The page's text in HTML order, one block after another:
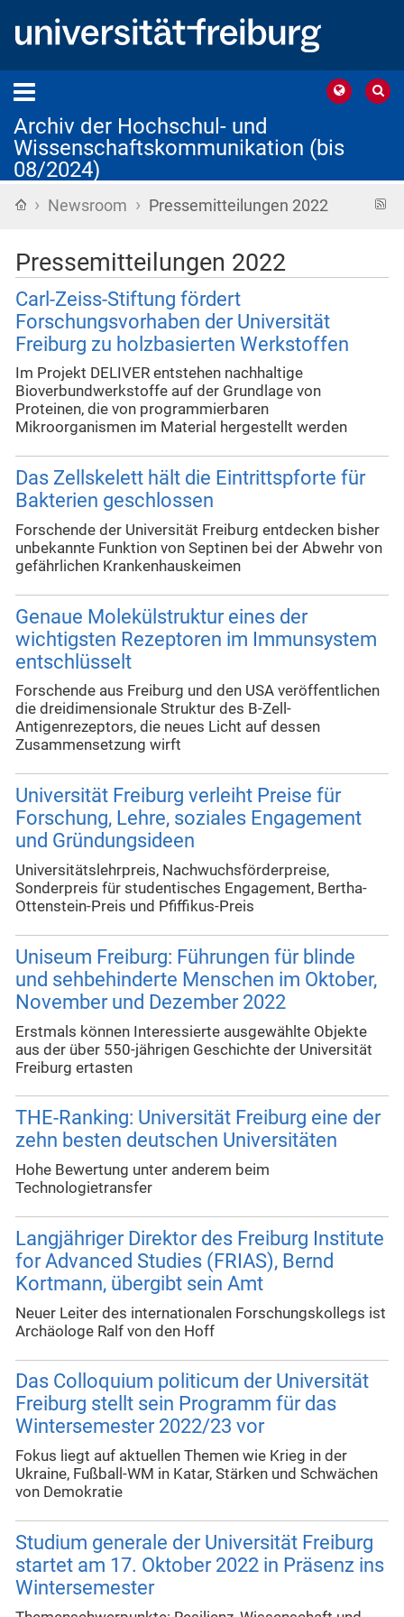
Archiv der Hochschul- und
Wissenschaftskommunikation (bis
08/2024)
Startseite
› Newsroom › Pressemitteilungen 2022
Pressemitteilungen 2022
Carl-Zeiss-Stiftung fördert
Forschungsvorhaben der Universität
Freiburg zu holzbasierten Werkstoffen
Im Projekt DELIVER entstehen nachhaltige
Bioverbundwerkstoffe auf der Grundlage von
Proteinen, die von programmierbaren
Mikroorganismen im Material hergestellt werden
Das Zellskelett hält die Eintrittspforte für
Bakterien geschlossen
Forschende der Universität Freiburg entdecken bisher
unbekannte Funktion von Septinen bei der Abwehr von
gefährlichen Krankenhauskeimen
Genaue Molekülstruktur eines der
wichtigsten Rezeptoren im Immunsystem
entschlüsselt
Forschende aus Freiburg und den USA veröffentlichen
die dreidimensionale Struktur des B-Zell-
Antigenrezeptors, die neues Licht auf dessen
Zusammensetzung wirft
Universität Freiburg verleiht Preise für
Forschung, Lehre, soziales Engagement
und Gründungsideen
Universitätslehrpreis, Nachwuchsförderpreise,
Sonderpreis für studentisches Engagement, Bertha-
Ottenstein-Preis und Pfiffikus-Preis
Uniseum Freiburg: Führungen für blinde
und sehbehinderte Menschen im Oktober,
November und Dezember 2022
Erstmals können Interessierte ausgewählte Objekte
aus der über 550-jährigen Geschichte der Universität
Freiburg ertasten
THE-Ranking: Universität Freiburg eine der
zehn besten deutschen Universitäten
Hohe Bewertung unter anderem beim
Technologietransfer
Langjähriger Direktor des Freiburg Institute
for Advanced Studies (FRIAS), Bernd
Kortmann, übergibt sein Amt
Neuer Leiter des internationalen Forschungskollegs ist
Archäologe Ralf von den Hoff
Das Colloquium politicum der Universität
Freiburg stellt sein Programm für das
Wintersemester 2022/23 vor
Fokus liegt auf aktuellen Themen wie Krieg in der
Ukraine, Fußball-WM in Katar, Stärken und Schwächen
von Demokratie
Studium generale der Universität Freiburg
startet am 17. Oktober 2022 in Präsenz ins
Wintersemester